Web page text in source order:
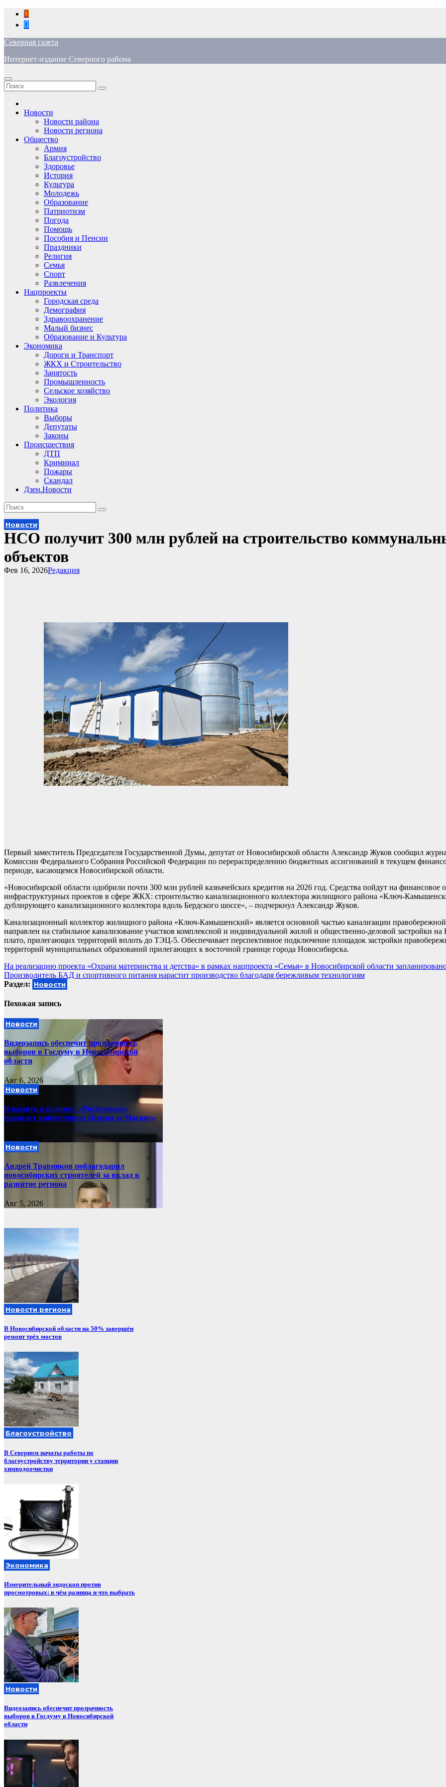
Перейти
содержимому
Северная газета
Интернет-издание Северного района
Новости
Новости района
Новости региона
Общество
Армия
Благоустройство
Здоровье
История
Культура
Молодежь
Образование
Патриотизм
Погода
Помощь
Пособия и Пенсии
Праздники
Религия
Семья
Спорт
Развлечения
Нацпроекты
Городская среда
Демография
Здравоохранение
Малый бизнес
Образование и Культура
Экономика
Дороги и Транспорт
ЖКХ и Строительство
Занятость
Промышленность
Сельское хозяйство
Экология
Политика
Выборы
Депутаты
Законы
Происшествия
ДТП
Криминал
Пожары
Скандал
Дзен.Новости
Новости
НСО получит 300 млн рублей на строительство
объектов
Редакция
Фев 16, 2026
Первый заместитель Председателя Государственной Думы, депутат от Новосибирской области Александр Жуков сообщил
Комиссии Федерального Собрания Российской Федерации по перераспределению бюджетных ассигнований в текущем
периоде, касающемся Новосибирской области.
«Новосибирской области одобрили почти 300 млн рублей казначейских кредитов на 2026 год. Средства пойдут на финансовое
инфраструктурных проектов в сфере ЖКХ: строительство канализационного коллектора жилищного района «Ключ-
дублирующего канализационного коллектора вдоль Бердского шоссе», – подчеркнул Александр Жуков.
Канализационный коллектор жилищного района «Ключ-Камышенский» является основной частью канализации правобережной
направлен на стабильное канализование участков комплексной и индивидуальной жилой и общественно-деловой застройки
плато, прилегающих территорий вплоть до ТЭЦ-5. Обеспечивает перспективное подключение площадок застройки
территорий муниципальных образований прилегающих к восточной границе города Новосибирска.
Навигация
по
На реализацию проекта «Охрана материнства и детства» в рамках нацпроекта «Семья» в Новосибирской области
Производитель БАД и спортивного питания нарастит производство благодаря бережливым технологиям
Раздел: Новости
Похожая запись
Новости
Видеозапись обеспечит прозрачность
выборов в Госдуму в Новосибирской
области
Авг 6, 2026
Новости
В память о подвиге: «Ростелеком»
проведет кибертурнир «Битва за Москву»
Новости
Андрей Травников поблагодарил
новосибирских строителей за вклад в
развитие региона
Авг 5, 2026
Новости региона
В Новосибирской области на 50% завершён
ремонт трёх мостов
Благоустройство
В Северном начаты работы по
благоустройству территории у станции
химводоочистки
Экономика
Измерительный эндоскоп против
просмотровых: в чём разница и что выбрать
Новости
Видеозапись обеспечит прозрачность
выборов в Госдуму в Новосибирской
области